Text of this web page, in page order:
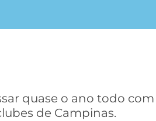
quase o ano todo
de Campinas.